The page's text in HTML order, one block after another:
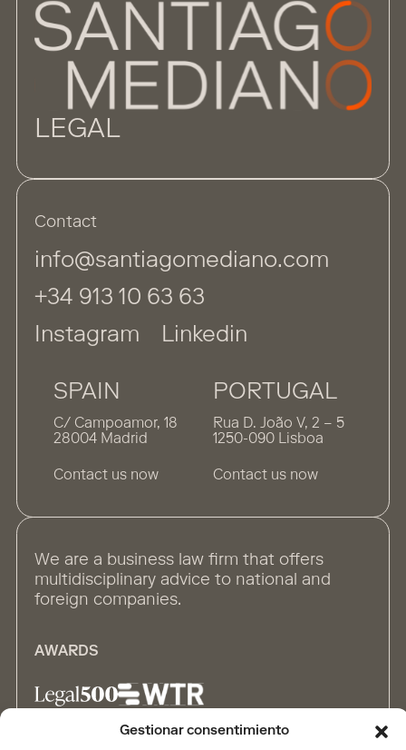
Gestionar consentimiento
Contact
info@santiagomediano.com
+34 913 10 63 63
Instagram
Linkedin
SPAIN
C/ Campoamor, 18
28004 Madrid
Contact us now
PORTUGAL
Rua D. João V, 2 – 5
1250-090 Lisboa
Contact us now
LEGAL
We are a business law firm that offers
multidisciplinary advice to national and
foreign companies.
AWARDS